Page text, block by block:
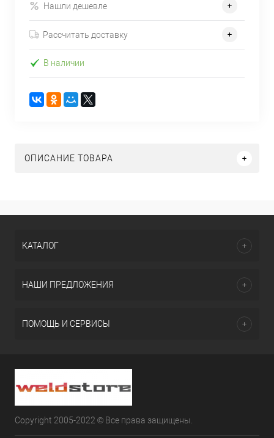
Нашли дешевле
Рассчитать доставку
В наличии
ОПИСАНИЕ ТОВАРА
КАТАЛОГ
НАШИ ПРЕДЛОЖЕНИЯ
ПОМОЩЬ И СЕРВИСЫ
Copyright 2005-2022 © Все права защищены.